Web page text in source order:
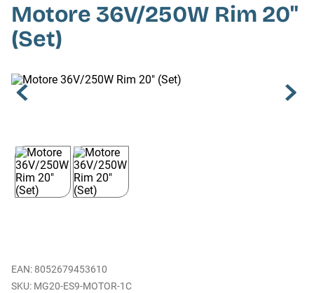
Motore 36V/250W Rim 20"
(Set)
EAN: 8052679453610
MG20-ES9-MOTOR-1C